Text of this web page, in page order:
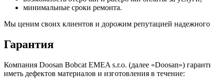
минимальные сроки ремонта.
Мы ценим своих клиентов и дорожим репутацией надежного
Гарантия
Компания Doosan Bobcat EMEA s.r.o. (далее «Doosan»)
иметь дефектов материалов и изготовления в течение: